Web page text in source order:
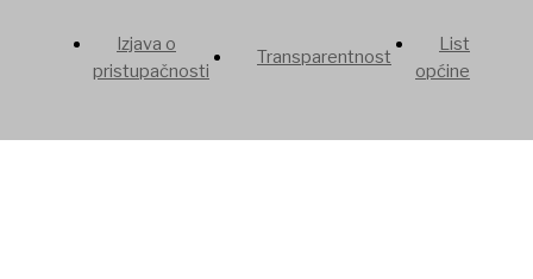
Izjava o
pristupačnosti
Transparentnost
List
općine